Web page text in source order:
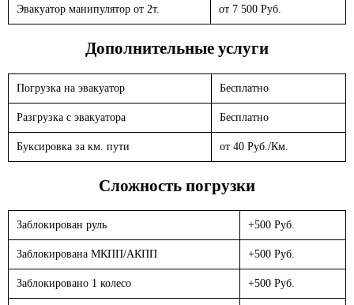
Эвакуатор манипулятор от 2т. от 7 500 Руб.
Дополнительные услуги
Погрузка на эвакуатор Бесплатно
Разгрузка с эвакуатора Бесплатно
Буксировка за км. пути от 40 Руб./Км.
Сложность погрузки
Заблокирован руль +500 Руб.
Заблокирована МКПП/АКПП +500 Руб.
Заблокировано 1 колесо +500 Руб.